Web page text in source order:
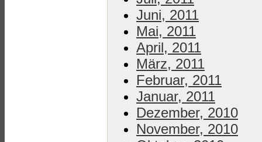
Juni, 2011
Mai, 2011
April, 2011
März, 2011
Februar, 2011
Januar, 2011
Dezember, 2010
November, 2010